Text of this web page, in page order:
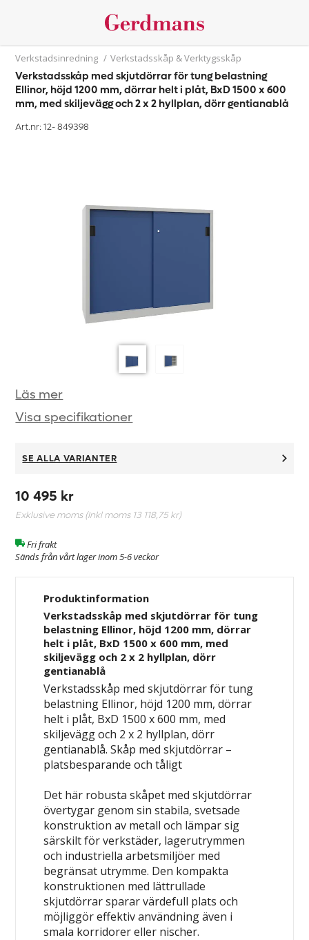
Verkstadsinredning / Verkstadsskåp & Verktygsskåp
Verkstadsskåp med skjutdörrar för tung belastning
Ellinor, höjd 1200 mm, dörrar helt i plåt, BxD 1500 x 600
mm, med skiljevägg och 2 x 2 hyllplan, dörr gentianablå
Art.nr: 12-849398
Läs mer
Visa specifikationer
SE ALLA VARIANTER
10 495 kr
Exklusive moms (Inkl moms 13 118,75 kr)
Fri frakt
Sänds från vårt lager inom 5-6 veckor
Produktinformation
Verkstadsskåp med skjutdörrar för tung
belastning Ellinor, höjd 1200 mm, dörrar
helt i plåt, BxD 1500 x 600 mm, med
skiljevägg och 2 x 2 hyllplan, dörr
gentianablå
Verkstadsskåp med skjutdörrar för tung
belastning Ellinor, höjd 1200 mm, dörrar
helt i plåt, BxD 1500 x 600 mm, med
skiljevägg och 2 x 2 hyllplan, dörr
gentianablå.Skåp med skjutdörrar –
platsbesparande och tåligt
Det här robusta skåpet med skjutdörrar
övertygar genom sin stabila, svetsade
konstruktion av metall och lämpar sig
särskilt för verkstäder, lagerutrymmen
och industriella arbetsmiljöer med
begränsat utrymme. Den kompakta
konstruktionen med lättrullade
skjutdörrar sparar värdefull plats och
möjliggör effektiv användning även i
smala korridorer eller nischer.